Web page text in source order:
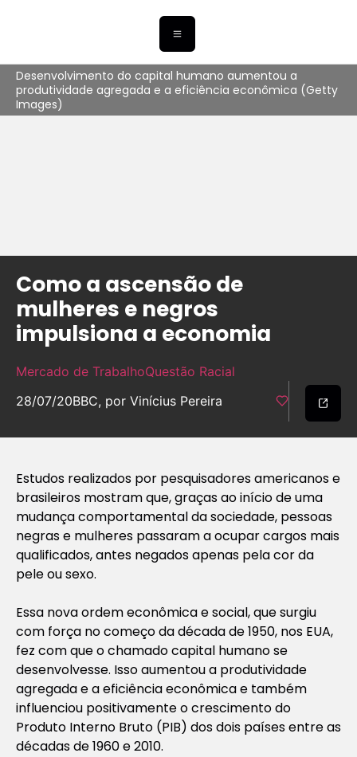
Desenvolvimento do capital humano aumentou a
produtividade agregada e a eficiência econômica (Getty
Images)
Como a ascensão de
mulheres e negros
impulsiona a economia
Mercado de TrabalhoQuestão Racial
28/07/20BBC, por Vinícius Pereira
Estudos realizados por pesquisadores americanos e
brasileiros mostram que, graças ao início de uma
mudança comportamental da sociedade, pessoas
negras e mulheres passaram a ocupar cargos mais
qualificados, antes negados apenas pela cor da
pele ou sexo.
Essa nova ordem econômica e social, que surgiu
com força no começo da década de 1950, nos EUA,
fez com que o chamado capital humano se
desenvolvesse. Isso aumentou a produtividade
agregada e a eficiência econômica e também
influenciou positivamente o crescimento do
Produto Interno Bruto (PIB) dos dois países entre as
décadas de 1960 e 2010.